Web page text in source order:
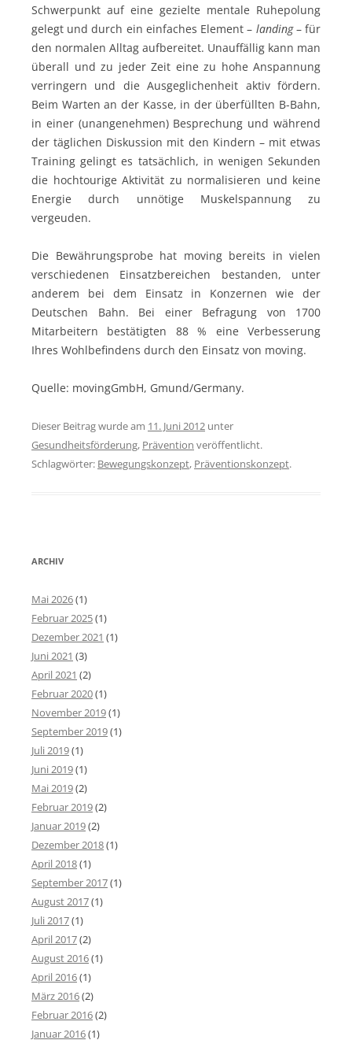
Schwerpunkt auf eine gezielte mentale Ruhepolung
gelegt und durch ein einfaches Element – landing– für
den normalen Alltag aufbereitet. Unauffällig kann man
überall und zu jeder Zeit eine zu hohe Anspannung
verringern und die Ausgeglichenheit aktiv fördern.
Beim Warten an der Kasse, in der überfüllten B-Bahn,
in einer (unangenehmen) Besprechung und während
der täglichen Diskussion mit den Kindern – mit etwas
Training gelingt es tatsächlich, in wenigen Sekunden
die hochtourige Aktivität zu normalisieren und keine
Energie durch unnötige Muskelspannung zu
vergeuden.
Die Bewährungsprobe hat moving bereits in vielen
verschiedenen Einsatzbereichen bestanden, unter
anderem bei dem Einsatz in Konzernen wie der
Deutschen Bahn. Bei einer Befragung von 1700
Mitarbeitern bestätigten 88 % eine Verbesserung
Ihres Wohlbefindens durch den Einsatz von moving.
Quelle: movingGmbH, Gmund/Germany.
Dieser Beitrag wurde am 11. Juni 2012 unter
Gesundheitsförderung, Prävention veröffentlicht.
Schlagwörter: Bewegungskonzept, Präventionskonzept.
ARCHIV
Mai 2026(1)
Februar 2025(1)
Dezember 2021 (1)
Juni 2021 (3)
April 2021 (2)
Februar 2020(1)
November 2019(1)
September 2019(1)
Juli 2019(1)
Juni 2019(1)
Mai 2019(2)
Februar 2019(2)
Januar 2019(2)
Dezember 2018(1)
April 2018(1)
September 2017(1)
August 2017(1)
Juli 2017(1)
April 2017(2)
August 2016(1)
April 2016(1)
März 2016(2)
Februar 2016(2)
Januar 2016(1)